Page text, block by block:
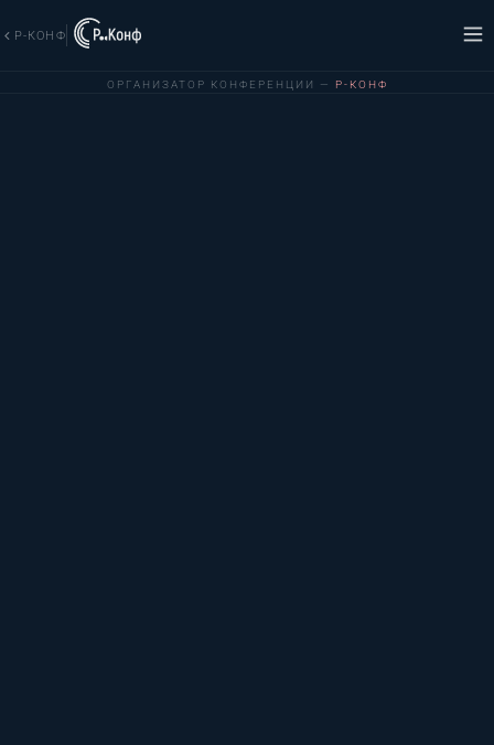
Р-КОНФ
ОРГАНИЗАТОР КОНФЕРЕНЦИИ — Р-КОНФ